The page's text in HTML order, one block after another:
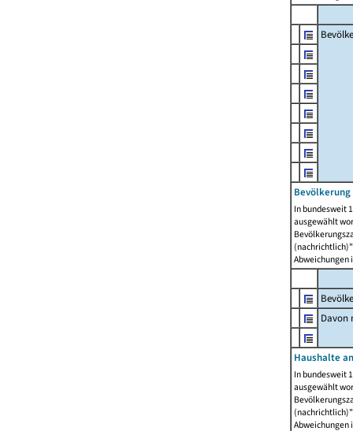
In bundesweit
ausgewählt
Abweichungen
Davon
Haushalte
In bundesweit
ausgewählt
Abweichungen